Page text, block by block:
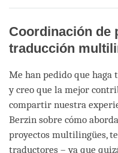
Coordinación de
traducción
Me han pedido que haga
y creo que la mejor
compartir nuestra
Berzin sobre cómo
proyectos multilingües,
traductores – ya que